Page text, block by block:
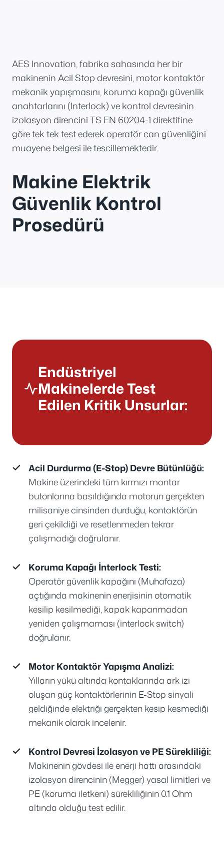
AES Innovation, fabrika sahasında her bir
makinenin Acil Stop devresini, motor kontaktör
mekanik yapışmasını, koruma kapağı güvenlik
anahtarlarını (Interlock) ve kontrol devresinin
izolasyon direncini TS EN 60204-1 direktifine
göre tek tek test ederek operatör can güvenliğini
muayene belgesi ile tescillemektedir.
Makine Elektrik
Güvenlik Kontrol
Prosedürü
Endüstriyel
Makinelerde Test
Edilen Kritik Unsurlar:
Acil Durdurma (E-Stop) Devre Bütünlüğü:
Makine üzerindeki tüm kırmızı mantar
butonlarına basıldığında motorun gerçekten
milisaniye cinsinden durduğu, kontaktörün
geri çekildiği ve resetlenmeden tekrar
çalışmadığı doğrulanır.
Koruma Kapağı İnterlock Testi:
Operatör güvenlik kapağını (Muhafaza)
açtığında makinenin enerjisinin otomatik
kesilip kesilmediği, kapak kapanmadan
yeniden çalışmaması (interlock switch)
doğrulanır.
Motor Kontaktör Yapışma Analizi:
Yılların yükü altında kontaklarında ark izi
oluşan güç kontaktörlerinin E-Stop sinyali
geldiğinde elektriği gerçekten kesip kesmediği
mekanik olarak incelenir.
Kontrol Devresi İzolasyon ve PE Sürekliliği:
Makinenin gövdesi ile enerji hattı arasındaki
izolasyon direncinin (Megger) yasal limitleri ve
PE (koruma iletkeni) sürekliliğinin 0.1 Ohm
altında olduğu test edilir.